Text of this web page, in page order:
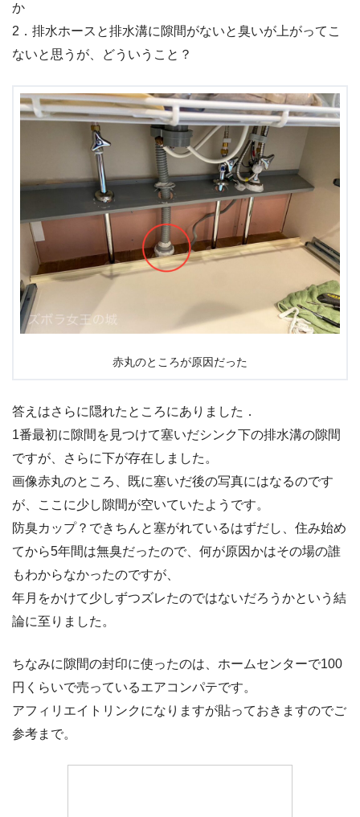
か
2．排水ホースと排水溝に隙間がないと臭いが上がってこ
ないと思うが、どういうこと？
赤丸のところが原因だった
答えはさらに隠れたところにありました．
1番最初に隙間を見つけて塞いだシンク下の排水溝の隙間
ですが、さらに下が存在しました。
画像赤丸のところ、既に塞いだ後の写真にはなるのです
が、ここに少し隙間が空いていたようです。
防臭カップ？できちんと塞がれているはずだし、住み始め
てから5年間は無臭だったので、何が原因かはその場の誰
もわからなかったのですが、
年月をかけて少しずつズレたのではないだろうかという結
論に至りました。
ちなみに隙間の封印に使ったのは、ホームセンターで100
円くらいで売っているエアコンパテです。
アフィリエイトリンクになりますが貼っておきますのでご
参考まで。